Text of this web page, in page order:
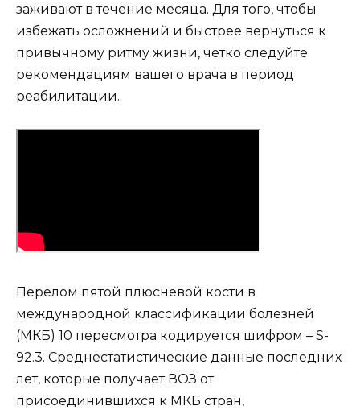
заживают в течение месяца. Для того, чтобы
избежать осложнений и быстрее вернуться к
привычному ритму жизни, четко следуйте
рекомендациям вашего врача в период
реабилитации.
Перелом пятой плюсневой кости в
международной классификации болезней
(МКБ) 10 пересмотра кодируется шифром – S-
92.3. Среднестатистические данные последних
лет, которые получает ВОЗ от
присоединившихся к МКБ стран,